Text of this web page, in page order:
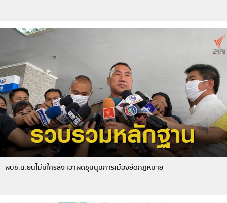
ผบช.น.ยันไม่มีใครสั่ง เอาผิดชุมนุมการเมืองยึดกฎหมาย